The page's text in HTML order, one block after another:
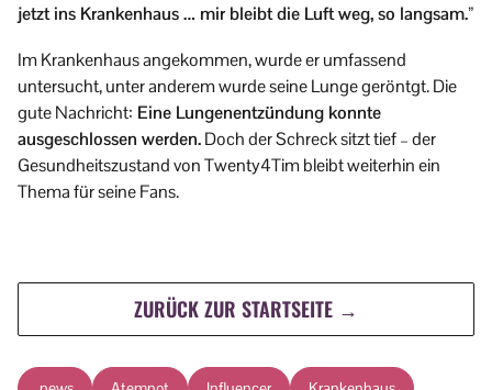
jetzt ins Krankenhaus … mir bleibt die Luft weg, so langsam.”
Im Krankenhaus angekommen, wurde er umfassend
untersucht, unter anderem wurde seine Lunge geröntgt. Die
gute Nachricht: Eine Lungenentzündung konnte
ausgeschlossen werden.Doch der Schreck sitzt tief – der
Gesundheitszustand von Twenty4Tim bleibt weiterhin ein
Thema für seine Fans.
ZURÜCK ZUR STARTSEITE →